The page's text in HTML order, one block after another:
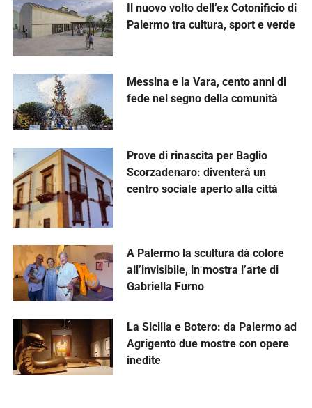
Il nuovo volto dell’ex Cotonificio di
Palermo tra cultura, sport e verde
Messina e la Vara, cento anni di
fede nel segno della comunità
Prove di rinascita per Baglio
Scorzadenaro: diventerà un
centro sociale aperto alla città
A Palermo la scultura dà colore
all’invisibile, in mostra l’arte di
Gabriella Furno
La Sicilia e Botero: da Palermo ad
Agrigento due mostre con opere
inedite